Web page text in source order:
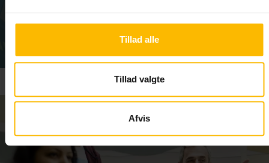
Tillad alle
Tillad valgte
Afvis